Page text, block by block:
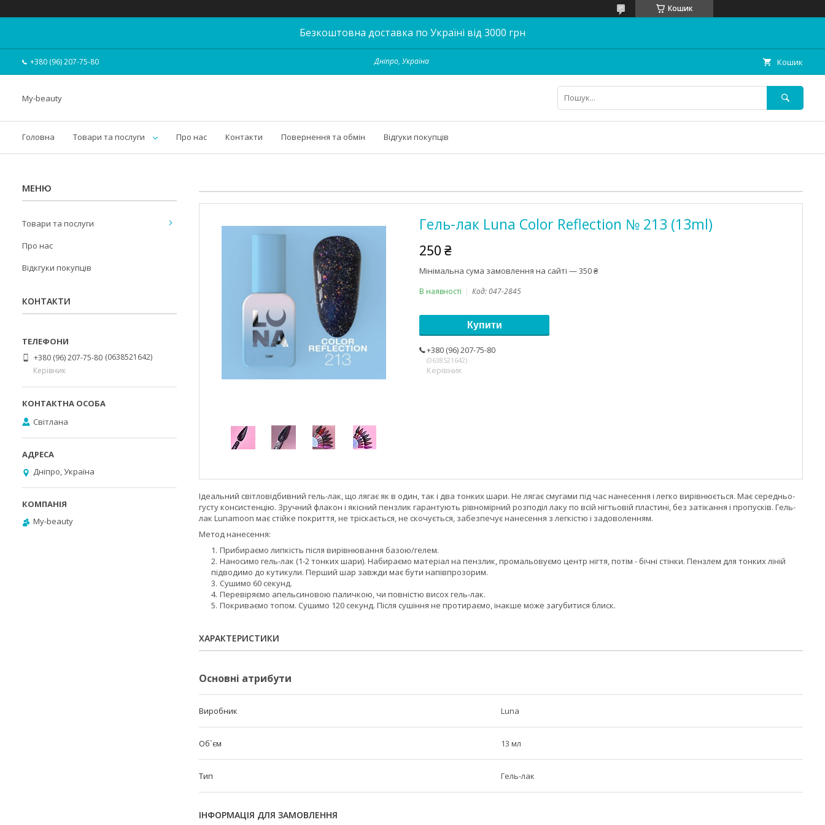
Кошик
Безкоштовна доставка по Україні від 3000 грн
+380 (96) 207-75-80 Дніпро, Україна Кошик
My-beauty
Головна Товари та послуги Про нас Контакти Повернення та обмін Відгуки покупців
Гель-лак Luna Color Reflection № 213 (13ml)
250 ₴
Мінімальна сума замовлення на сайті — 350 ₴
В наявності Код:047-2845
Купити
+380 (96) 207-75-80
0638521642
Керівник
Ідеальний світловідбивний гель-лак, що лягає як в один, так і два тонких шари. Не лягає смугами під час нанесення і легко вирівнюється. Має середньо-
густу консистенцію. Зручний флакон і якісний пензлик гарантують рівномірний розподіл лаку по всій нігтьовій пластині, без затікання і пропусків. Гель-
лак Lunamoon має стійке покриття, не тріскається, не скочується, забезпечує нанесення з легкістю і задоволенням.
Метод нанесення:
Прибираємо липкість після вирівнювання базою/гелем.
Наносимо гель-лак (1-2 тонких шари). Набираємо матеріал на пензлик, промальовуємо центр нігтя, потім - бічні стінки. Пензлем для тонких ліній
підводимо до кутикули. Перший шар завжди має бути напівпрозорим.
Сушимо 60 секунд.
Перевіряємо апельсиновою паличкою, чи повністю висох гель-лак.
Покриваємо топом. Сушимо 120 секунд. Після сушіння не протираємо, інакше може загубитися блиск.
ХАРАКТЕРИСТИКИ
Основні атрибути
Виробник Luna
Об`єм 13 мл
Тип Гель-лак
ІНФОРМАЦІЯ ДЛЯ ЗАМОВЛЕННЯ
Товари та послуги
Про нас
Відкгуки покупців
КОНТАКТИ
+380 (96) 207-75-80 0638521642
Керівник
Світлана
Дніпро, Україна
My-beauty